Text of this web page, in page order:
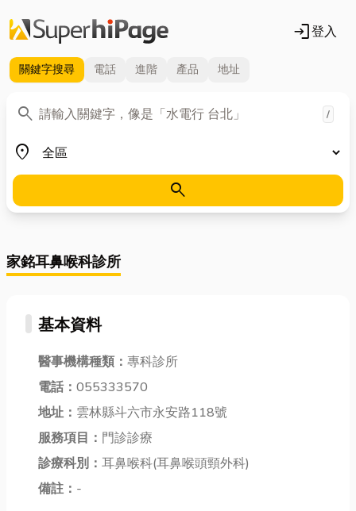
login登入
關鍵字搜尋 電話 進階 產品 地址
search
關鍵字 /
place
地區
search
家銘耳鼻喉科診所
基本資料
醫事機構種類： 專科診所
電話： 055333570
地址： 雲林縣斗六市永安路118號
服務項目： 門診診療
診療科別： 耳鼻喉科(耳鼻喉頭頸外科)
備註： -